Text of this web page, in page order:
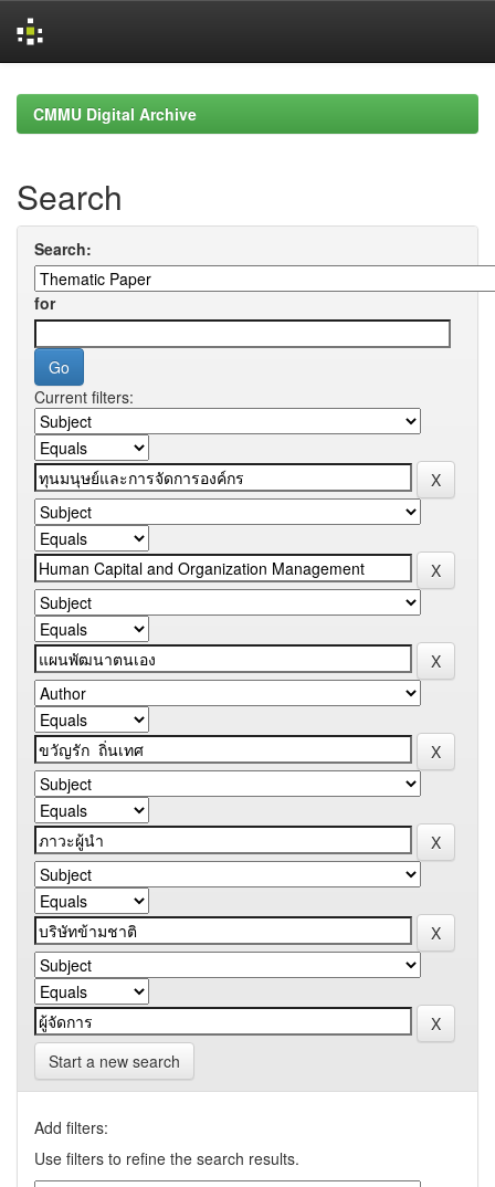
navigationCMMU Digital Archive
Search
Search:
for
Current filters:
Start a new search
Add filters:
Use filters to refine the search results.